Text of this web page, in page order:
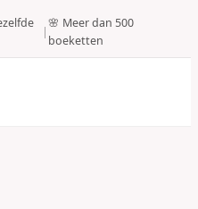
|
🌸 Meer dan 500
boeketten